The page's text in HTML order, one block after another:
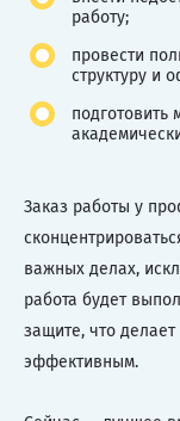
работу;
провести
структуру и
подготовить
Заказ работы у
важных делах,
работа будет
защите, что
эффективным.